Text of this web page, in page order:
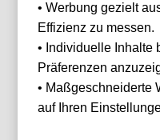
Vertreten durch den
• Werbung gezielt
Effizienz zu messen.
• Individuelle Inhalte
Präferenzen
• Maßgeschneiderte
auf Ihren